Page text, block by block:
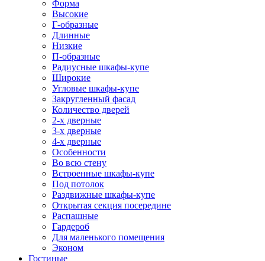
Форма
Высокие
Г-образные
Длинные
Низкие
П-образные
Радиусные шкафы-купе
Широкие
Угловые шкафы-купе
Закругленный фасад
Количество дверей
2-х дверные
3-х дверные
4-х дверные
Особенности
Во всю стену
Встроенные шкафы-купе
Под потолок
Раздвижные шкафы-купе
Открытая секция посередине
Распашные
Гардероб
Для маленького помещения
Эконом
Гостиные